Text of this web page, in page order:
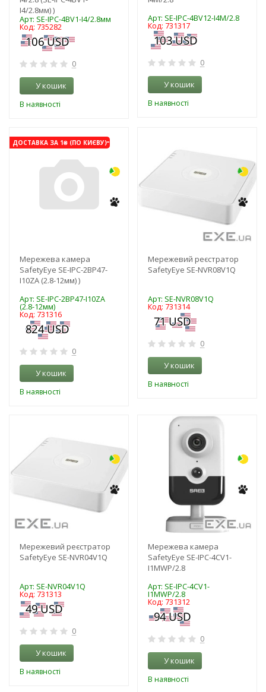
I4/2.8мм) )
Арт: SE-IPC-4BV1-I4/2.8мм
Код: 735282
0
У кошик
В наявності
Арт: SE-IPC-4BV12-I4M/2.8
Код: 731317
0
У кошик
В наявності
ДОСТАВКА ЗА 1₴ (ПО КИЄВУ)-3%
Мережева камера
SafetyEye SE-IPC-2BP47-
I10ZA (2.8-12мм) )
Арт: SE-IPC-2BP47-I10ZA
(2.8-12мм)
Код: 731316
0
У кошик
В наявності
Мережевий реєстратор
SafetyEye SE-NVR08V1Q
Арт: SE-NVR08V1Q
Код: 731314
0
У кошик
В наявності
Мережевий реєстратор
SafetyEye SE-NVR04V1Q
Арт: SE-NVR04V1Q
Код: 731313
0
У кошик
В наявності
Мережева камера
SafetyEye SE-IPC-4CV1-
I1MWP/2.8
Арт: SE-IPC-4CV1-
I1MWP/2.8
Код: 731312
0
У кошик
В наявності